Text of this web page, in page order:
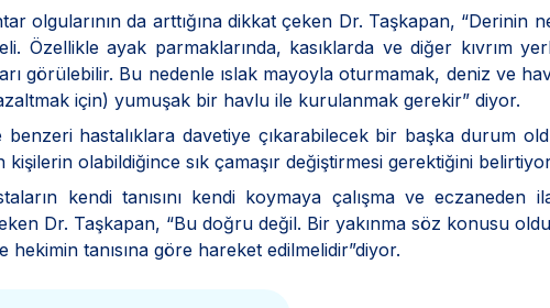
olgularının da arttığına dikkat çeken Dr. Taşkapan, “Derinin
Özellikle ayak parmaklarında, kasıklarda ve diğer kıvrım
görülebilir. Bu nedenle ıslak mayoyla oturmamak, deniz ve
için) yumuşak bir havlu ile kurulanmak gerekir” diyor.
benzeri hastalıklara davetiye çıkarabilecek bir başka durum
kişilerin olabildiğince sık çamaşır değiştirmesi gerektiğini
kendi tanısını kendi koymaya çalışma ve eczaneden
Dr. Taşkapan, “Bu doğru değil. Bir yakınma söz konusu
tanısına göre hareket edilmelidir”diyor.